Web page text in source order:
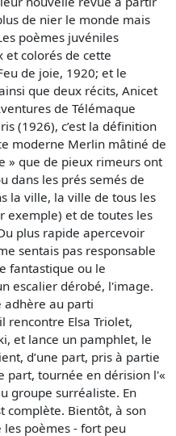
de nier le monde mais
poèmes juvéniles
et colorés de cette
de joie, 1920; et le
que deux récits, Anicet
de Télémaque
(1926), c’est la définition
moderne Merlin mâtiné de
» que de pieux rimeurs ont
dans les prés semés de
la ville, la ville de tous les
exemple) et de toutes les
plus rapide apercevoir
sentais pas responsable
fantastique ou le
escalier dérobé, l'image.
adhère au parti
rencontre Elsa Triolet,
et lance un pamphlet, le
d’une part, pris à partie
part, tournée en dérision l'«
groupe surréaliste. En
complète. Bientôt, à son
les poèmes - fort peu